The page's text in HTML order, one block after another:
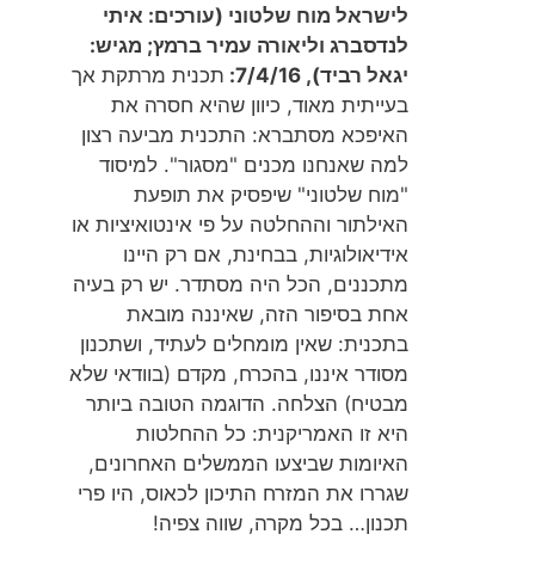
לישראל מוח שלטוני (עורכים: איתי
לנדסברג וליאורה עמיר ברמץ; מגיש:
יגאל רביד), 7/4/16:
תכנית מרתקת אך
בעייתית מאוד, כיוון שהיא חסרה את
האיפכא מסתברא: התכנית מביעה רצון
למה שאנחנו מכנים "מסגור". למיסוד
"מוח שלטוני" שיפסיק את תופעת
האילתור וההחלטה על פי אינטואיציות או
אידיאולוגיות, בבחינת, אם רק היינו
מתכננים, הכל היה מסתדר. יש רק בעיה
אחת בסיפור הזה, שאיננה מובאת
בתכנית: שאין מומחלים לעתיד, ושתכנון
מסודר איננו, בהכרח, מקדם (בוודאי שלא
מבטיח) הצלחה. הדוגמה הטובה ביותר
היא זו האמריקנית: כל ההחלטות
האיומות שביצעו הממשלים האחרונים,
שגררו את המזרח התיכון לכאוס, היו פרי
תכנון… בכל מקרה, שווה צפיה!